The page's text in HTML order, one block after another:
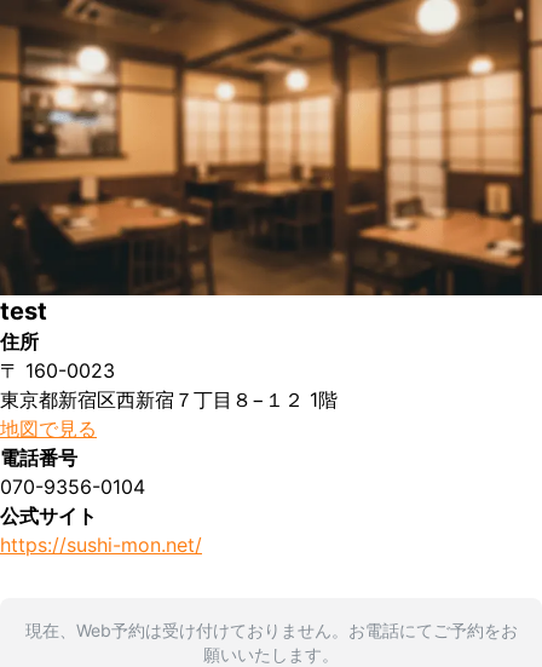
test
住所
〒 160-0023
東京都新宿区西新宿７丁目８−１２ 1階
地図で見る
電話番号
070-9356-0104
公式サイト
https://sushi-mon.net/
現在、Web予約は受け付けておりません。お電話にてご予約をお
願いいたします。